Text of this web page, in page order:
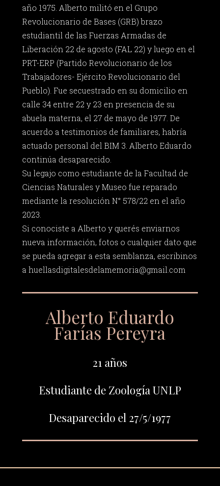
año 1975. Alberto militó en el Grupo
Revolucionario de Bases (GRB) brazo
estudiantil de las Fuerzas Armadas de
Liberación 22 de agosto (FAL 22) y luego en el
PRT-ERP (Partido Revolucionario de los
Trabajadores- Ejército Revolucionario del
Pueblo). Fue secuestrado en su domicilio en
calle 34 entre 22 y 23 en presencia de su
abuela materna, el 27 de mayo de 1977. De
acuerdo a testimonios de familiares, habría
actuado personal del BIM 3. Alberto Eduardo
continúa desaparecido.
Su legajo como estudiante de la Facultad de
Ciencias Naturales y Museo fue reparado
mediante la resolución N° 578/22 en el año
2023.
Si conociste a Alberto y querés enviarnos
nueva información, fotos o cualquier dato que
se pueda agregar a esta semblanza, escribinos
a huellasdigitalesdelamemoria@gmail.com
Alberto Eduardo
Farías Pereyra
21 años
Estudiante de Zoología UNLP
Desaparecido el 27/5/1977